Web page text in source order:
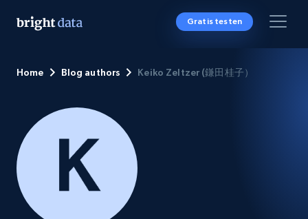
Gratis testen
Home Blog authors Keiko Zeltzer (鎌田桂子）